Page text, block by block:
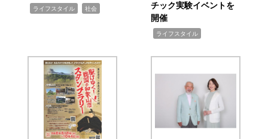
ライフスタイル 社会
チック実験イベントを
開催
ライフスタイル